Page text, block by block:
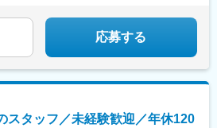
応募する
スタッフ／未経験歓迎／年休120